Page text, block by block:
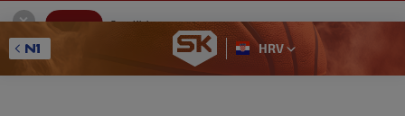
SportKlub
GET - On the Google Play
HRV